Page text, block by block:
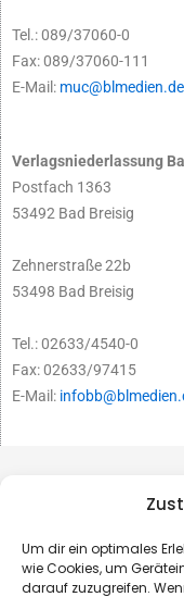
Um dir ein optimales
wie Cookies, um
darauf zuzugreifen.
Tel.: 089/37060-0
Fax: 089/37060-111
E-Mail: muc@blmedien.de
Verlagsniederlassung
Postfach 1363
53492 Bad Breisig
Zehnerstraße 22b
53498 Bad Breisig
Tel.: 02633/4540-0
Fax: 02633/97415
E-Mail: